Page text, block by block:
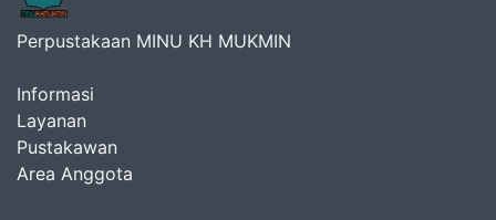
Perpustakaan MINU KH MUKMIN
Informasi
Layanan
Pustakawan
Area Anggota